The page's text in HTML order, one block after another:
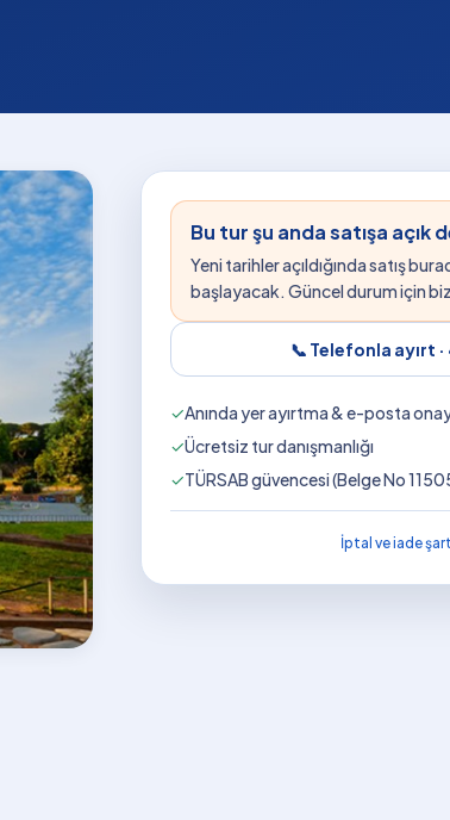
Bu tur şu anda satışa açık
Yeni tarihler açıldığında satış
başlayacak. Güncel durum için
📞 Telefonla ayırt ·
✓Anında yer ayırtma & e-posta
✓Ücretsiz tur danışmanlığı
✓TÜRSAB güvencesi (Belge No
İptal ve iade